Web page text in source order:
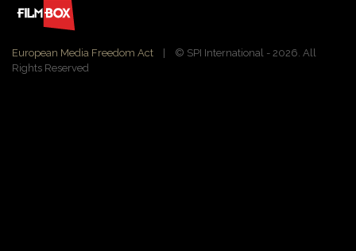
European Media Freedom Act | ©️ SPI International - 2026. All
Rights Reserved